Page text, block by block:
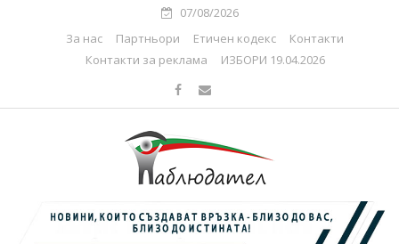
07/08/2026
За нас
Партньори Етичен кодекс
Контакти
Контакти за реклама
ИЗБОРИ 19.04.2026